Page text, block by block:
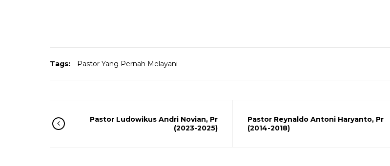
Tags: Pastor Yang Pernah Melayani
Pastor Ludowikus Andri Novian, Pr
(2023-2025)
Pastor Reynaldo Antoni Haryanto, Pr
(2014-2018)